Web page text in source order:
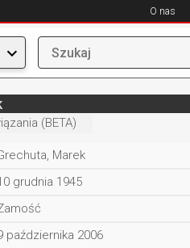
O nas
(BETA)
Marek
grudnia 1945
października 2006